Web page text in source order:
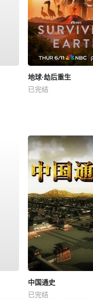
地球·劫后重生
已完结
中国通史
已完结